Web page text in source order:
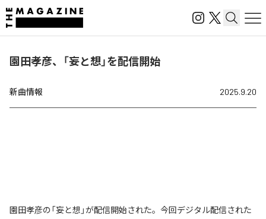
園田孝彦、「妄と想」を配信開始
新曲情報 2025.9.20
園田孝彦の「妄と想」が配信開始された。今回デジタル配信された